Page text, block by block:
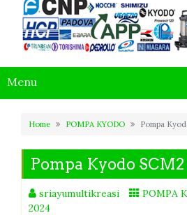
Menu
Home POMPA KYODO Pompa
Pompa Kyodo SCM2
sriayumultikreasi POMPA
2024